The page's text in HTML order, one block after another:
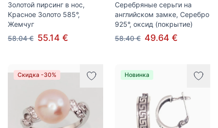
Золотой пирсинг в нос,
Красное Золото 585°,
Жемчуг
58.04 € 55.14 €
Серебряные серьги на
английском замке, Серебро
925°, оксид (покрытие)
58.40 € 49.64 €
Скидка -30% Новинка